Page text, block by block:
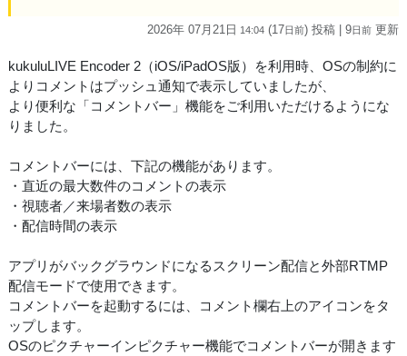
2026年 07月21日 14:04 (17日前) 投稿 | 9日前 更新
kukuluLIVE Encoder 2（iOS/iPadOS版）を利用時、OSの制約に
よりコメントはプッシュ通知で表示していましたが、
より便利な「コメントバー」機能をご利用いただけるようにな
りました。
コメントバーには、下記の機能があります。
・直近の最大数件のコメントの表示
・視聴者／来場者数の表示
・配信時間の表示
アプリがバックグラウンドになるスクリーン配信と外部RTMP
配信モードで使用できます。
コメントバーを起動するには、コメント欄右上のアイコンをタ
ップします。
OSのピクチャーインピクチャー機能でコメントバーが開きます